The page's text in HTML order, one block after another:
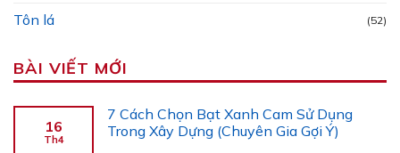
Tôn lá (52)
BÀI VIẾT MỚI
16
Th4
7 Cách Chọn Bạt Xanh Cam Sử Dụng
Trong Xây Dựng (Chuyên Gia Gợi Ý)